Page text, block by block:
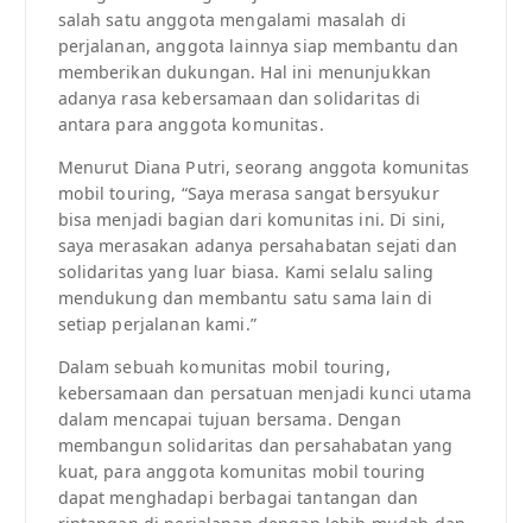
salah satu anggota mengalami masalah di
perjalanan, anggota lainnya siap membantu dan
memberikan dukungan. Hal ini menunjukkan
adanya rasa kebersamaan dan solidaritas di
antara para anggota komunitas.
Menurut Diana Putri, seorang anggota komunitas
mobil touring, “Saya merasa sangat bersyukur
bisa menjadi bagian dari komunitas ini. Di sini,
saya merasakan adanya persahabatan sejati dan
solidaritas yang luar biasa. Kami selalu saling
mendukung dan membantu satu sama lain di
setiap perjalanan kami.”
Dalam sebuah komunitas mobil touring,
kebersamaan dan persatuan menjadi kunci utama
dalam mencapai tujuan bersama. Dengan
membangun solidaritas dan persahabatan yang
kuat, para anggota komunitas mobil touring
dapat menghadapi berbagai tantangan dan